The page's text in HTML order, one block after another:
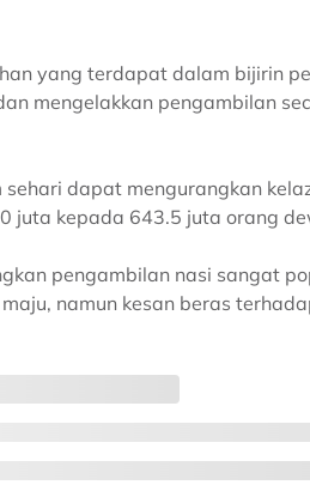
yang terdapat dalam bijirin
mengelakkan pengambilan
dapat mengurangkan
juta kepada 643.5 juta orang
pengambilan nasi sangat
namun kesan beras